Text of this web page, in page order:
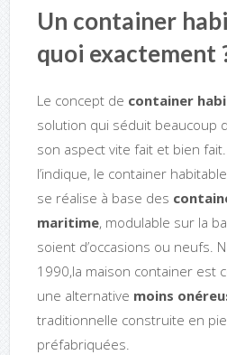
Un container
quoi exactement
Le concept de container
solution qui séduit beaucoup
son aspect vite fait et bien
l’indique, le container
se réalise à base des
maritime, modulable sur la
soient d’occasions ou neufs.
1990,la maison container est
une alternative moins
traditionnelle construite en
préfabriquées.